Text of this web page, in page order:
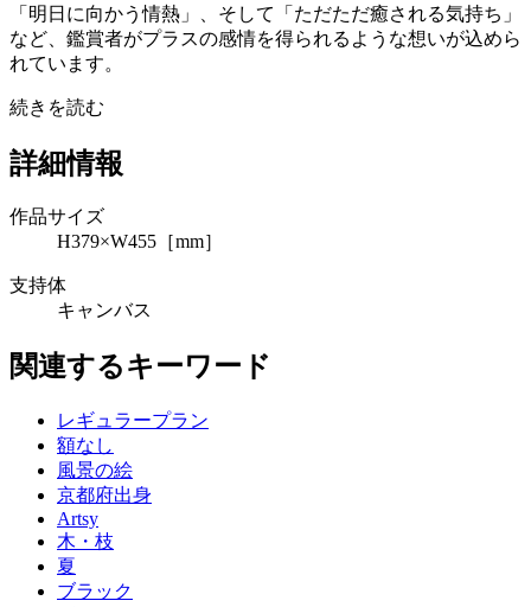
「明日に向かう情熱」、そして「ただただ癒される気持ち」
など、鑑賞者がプラスの感情を得られるような想いが込めら
れています。
続きを読む
詳細情報
作品サイズ
H379×W455［mm］
支持体
キャンバス
関連するキーワード
レギュラープラン
額なし
風景の絵
京都府出身
Artsy
木・枝
夏
ブラック